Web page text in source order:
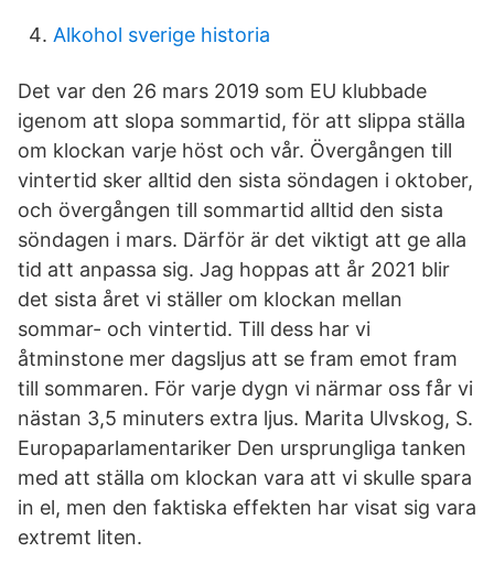
Alkohol sverige historia
Det var den 26 mars 2019 som EU klubbade
igenom att slopa sommartid, för att slippa ställa
om klockan varje höst och vår. Övergången till
vintertid sker alltid den sista söndagen i oktober,
och övergången till sommartid alltid den sista
söndagen i mars. Därför är det viktigt att ge alla
tid att anpassa sig. Jag hoppas att år 2021 blir
det sista året vi ställer om klockan mellan
sommar- och vintertid. Till dess har vi
åtminstone mer dagsljus att se fram emot fram
till sommaren. För varje dygn vi närmar oss får vi
nästan 3,5 minuters extra ljus. Marita Ulvskog, S.
Europaparlamentariker Den ursprungliga tanken
med att ställa om klockan vara att vi skulle spara
in el, men den faktiska effekten har visat sig vara
extremt liten.